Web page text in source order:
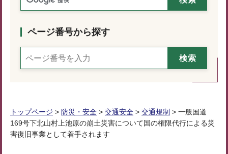
ページ番号から探す
トップページ > 防災・安全 > 交通安全 > 交通規制 > 一般国道
169号下北山村上池原の崩土災害について国の権限代行による災
害復旧事業として着手されます